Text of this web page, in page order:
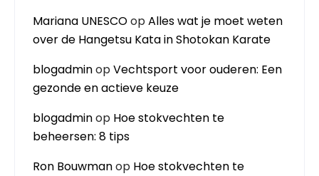
Mariana UNESCOopAlles wat je moet weten
over de Hangetsu Kata in Shotokan Karate
blogadminopVechtsport voor ouderen: Een
gezonde en actieve keuze
blogadminop Hoe stokvechten te
beheersen: 8 tips
Ron Bouwmanop Hoe stokvechten te